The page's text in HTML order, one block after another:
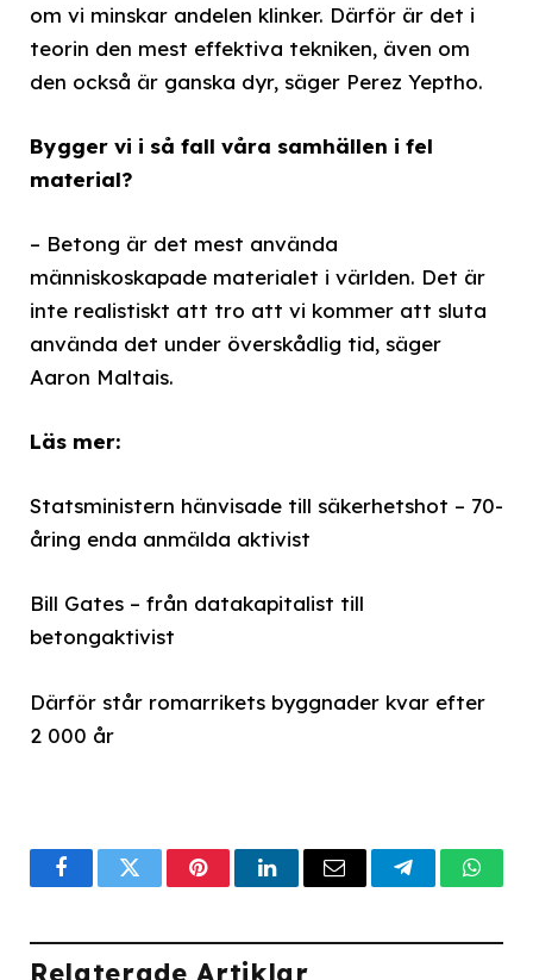
om vi minskar andelen klinker. Därför är det i
teorin den mest effektiva tekniken, även om
den också är ganska dyr, säger Perez Yeptho.
Bygger vi i så fall våra samhällen i fel
material?
– Betong är det mest använda
människoskapade materialet i världen. Det är
inte realistiskt att tro att vi kommer att sluta
använda det under överskådlig tid, säger
Aaron Maltais.
Läs mer:
Statsministern hänvisade till säkerhetshot – 70-
åring enda anmälda aktivist
Bill Gates – från datakapitalist till
betongaktivist
Därför står romarrikets byggnader kvar efter
2 000 år
FacebookTwitterPinterestLinkedInEmail Telegram
Relaterade Artiklar